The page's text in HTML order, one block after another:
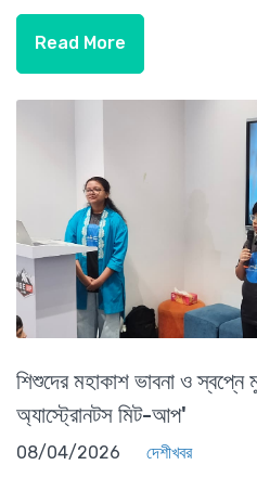
Read More
শিশুদের মহাকাশ ভাবনা ও স্বপ্নে
অ্যাস্ট্রোনটস মিট-আপ'
08/04/2026 দেশীখবর